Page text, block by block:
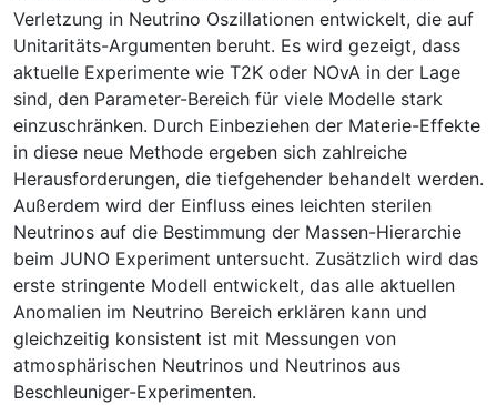
Verletzung in Neutrino Oszillationen entwickelt, die auf
Unitaritäts-Argumenten beruht. Es wird gezeigt, dass
aktuelle Experimente wie T2K oder NOvA in der Lage
sind, den Parameter-Bereich für viele Modelle stark
einzuschränken. Durch Einbeziehen der Materie-Effekte
in diese neue Methode ergeben sich zahlreiche
Herausforderungen, die tiefgehender behandelt werden.
Außerdem wird der Einfluss eines leichten sterilen
Neutrinos auf die Bestimmung der Massen-Hierarchie
beim JUNO Experiment untersucht. Zusätzlich wird das
erste stringente Modell entwickelt, das alle aktuellen
Anomalien im Neutrino Bereich erklären kann und
gleichzeitig konsistent ist mit Messungen von
atmosphärischen Neutrinos und Neutrinos aus
Beschleuniger-Experimenten.